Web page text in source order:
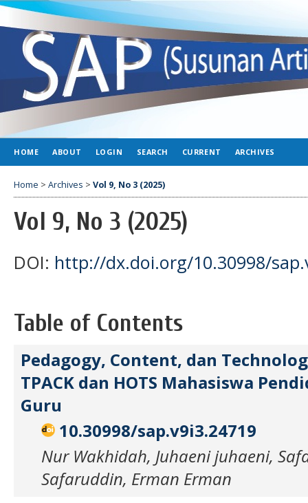
HOME ABOUT LOGIN SEARCH CURRENT ARCHIVES
Home > Archives > Vol 9, No 3 (2025)
Vol 9, No 3 (2025)
DOI: http://dx.doi.org/10.30998/
Table of Contents
Pedagogy, Content, dan
TPACK dan HOTS Mahasiswa
Guru
10.30998/sap.v9i3.24719
Nur Wakhidah, Juhaeni juhaeni,
Safaruddin, Erman Erman